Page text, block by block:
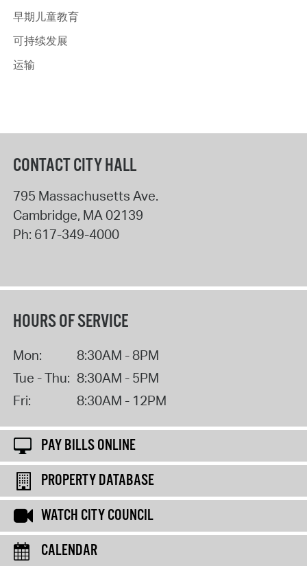
早期儿童教育
可持续发展
运输
CONTACT CITY HALL
795 Massachusetts Ave.
Cambridge, MA02139
Ph: 617-349-4000
HOURS OF SERVICE
Mon:
8:30AM - 8PM
Tue - Thu: 8:30AM - 5PM
Fri:
8:30AM - 12PM
PAY BILLS ONLINE
PROPERTY DATABASE
WATCH CITY COUNCIL
CALENDAR